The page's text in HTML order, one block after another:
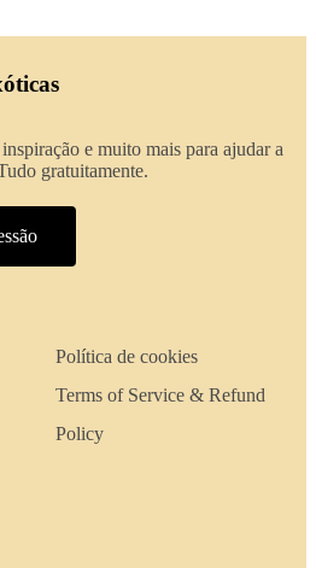
e muito mais para ajudar a
gratuitamente.
Política de cookies
Terms of Service & Refund
Policy